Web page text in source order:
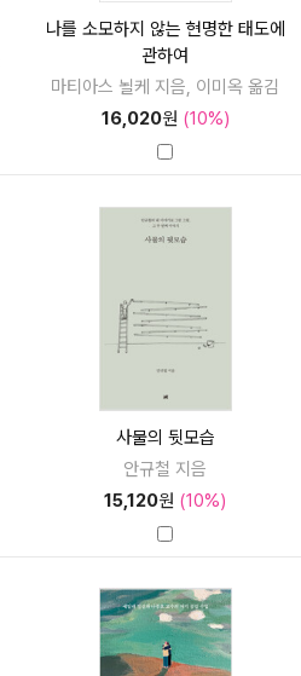
나를 소모하지 않는 현명한 태도에
관하여
마티아스 뇔케 지음, 이미옥 옮김
16,020원 (10%)
사물의 뒷모습
안규철 지음
15,120원 (10%)